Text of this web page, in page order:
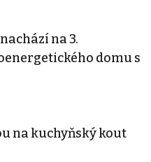
na 3.
domu s
na kuchyňský kout